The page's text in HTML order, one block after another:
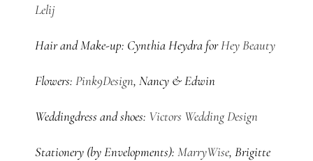
Lelij
Hair and Make-up: Cynthia Heydra forHey Beauty
Flowers: Pink9Design, Nancy & Edwin
Weddingdress and shoes: Victors Wedding Design
Stationery (by Envelopments): MarryWise, Brigitte